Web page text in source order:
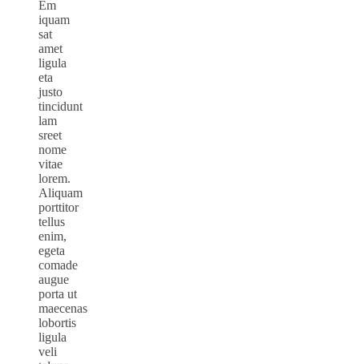
Em
iquam
sat
amet
ligula
eta
justo
tincidunt
lam
sreet
nome
vitae
lorem.
Aliquam
porttitor
tellus
enim,
egeta
comade
augue
porta ut
maecenas
lobortis
ligula
veli